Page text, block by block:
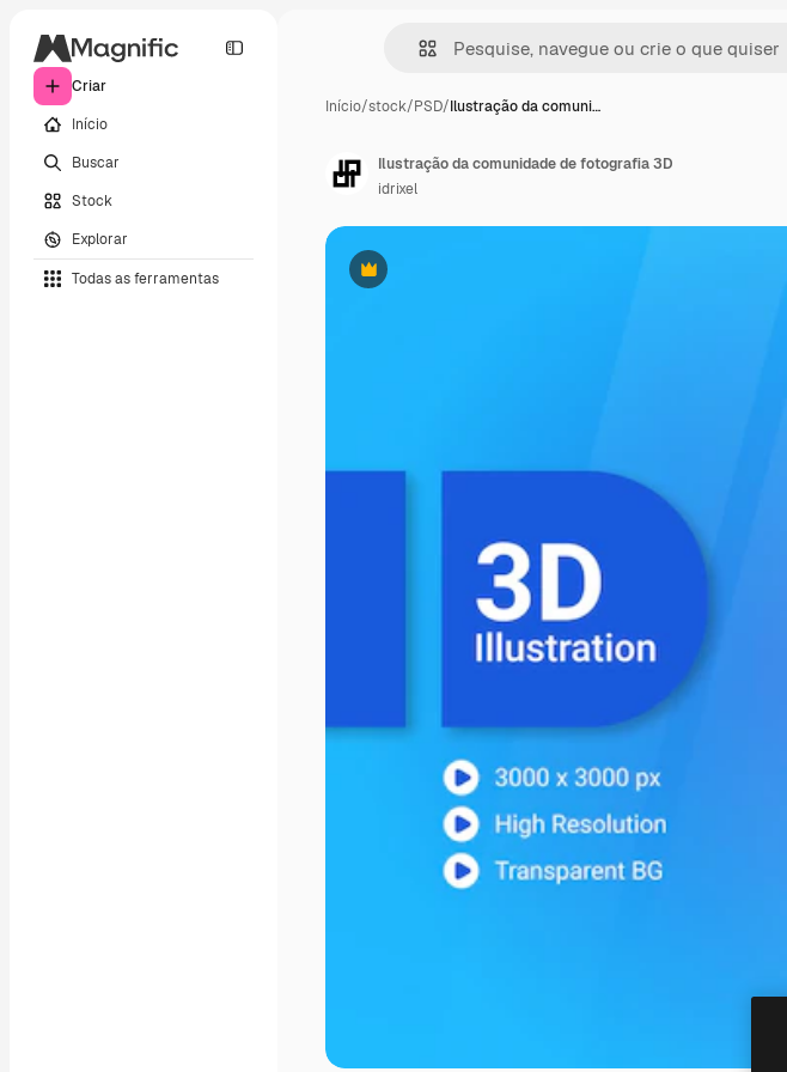
Criar
Início
Buscar
Stock
Explorar
Todas as ferramentas
Início/stock/PSD/Ilustração da comuni…
Premium
Ilustração da comunidade de fotografia 3D
idrixel